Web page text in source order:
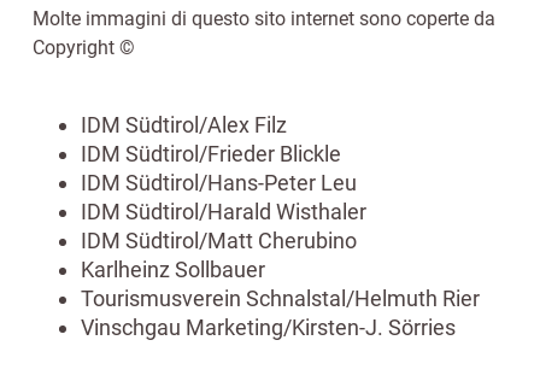
Molte immagini di questo sito internet sono coperte da
Copyright ©
IDM Südtirol/Alex Filz
IDM Südtirol/Frieder Blickle
IDM Südtirol/Hans-Peter Leu
IDM Südtirol/Harald Wisthaler
IDM Südtirol/Matt Cherubino
Karlheinz Sollbauer
Tourismusverein Schnalstal/Helmuth Rier
Vinschgau Marketing/Kirsten-J. Sörries